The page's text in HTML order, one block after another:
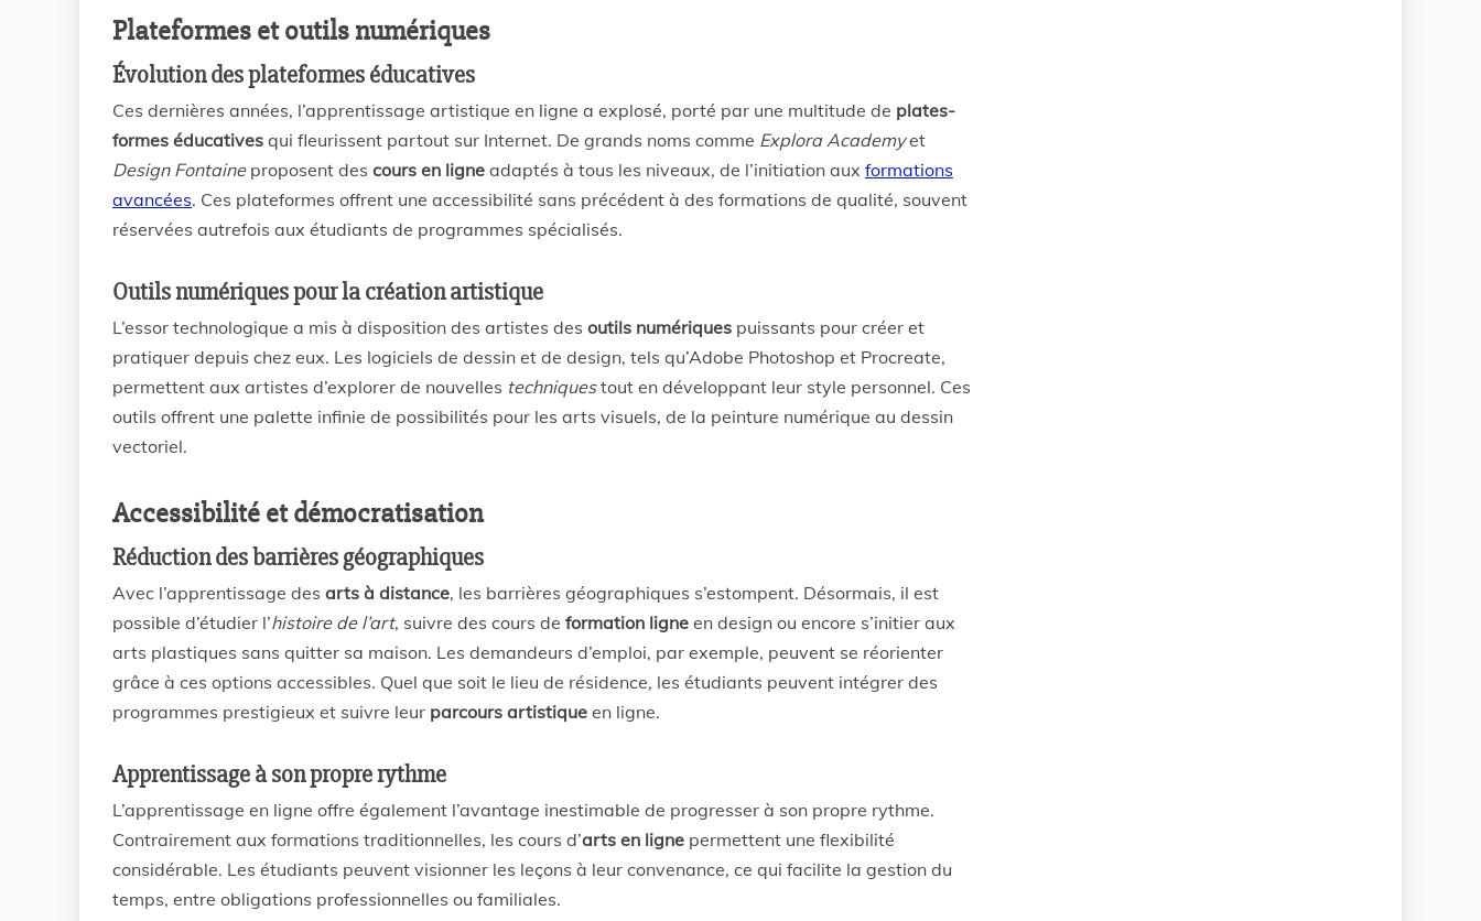
Plateformes et outils numériques
Évolution des plateformes éducatives
Ces dernières années, l’apprentissage artistique en ligne a explosé, porté par une multitude de plates-
formes éducatives qui fleurissent partout sur Internet. De grands noms comme Explora Academyet
Design Fontaineproposent des cours en ligne adaptés à tous les niveaux, de l’initiation aux formations
avancées. Ces plateformes offrent une accessibilité sans précédent à des formations de qualité, souvent
réservées autrefois aux étudiants de programmes spécialisés.
Outils numériques pour la création artistique
L’essor technologique a mis à disposition des artistes des outils numériques puissants pour créer et
pratiquer depuis chez eux. Les logiciels de dessin et de design, tels qu’Adobe Photoshop et Procreate,
permettent aux artistes d’explorer de nouvelles techniquestout en développant leur style personnel. Ces
outils offrent une palette infinie de possibilités pour les arts visuels, de la peinture numérique au dessin
vectoriel.
Accessibilité et démocratisation
Réduction des barrières géographiques
Avec l’apprentissage des arts à distance, les barrières géographiques s’estompent. Désormais, il est
possible d’étudier l’histoire de l’art, suivre des cours de formation ligne en design ou encore s’initier aux
arts plastiques sans quitter sa maison. Les demandeurs d’emploi, par exemple, peuvent se réorienter
grâce à ces options accessibles. Quel que soit le lieu de résidence, les étudiants peuvent intégrer des
programmes prestigieux et suivre leur parcours artistique en ligne.
Apprentissage à son propre rythme
L’apprentissage en ligne offre également l’avantage inestimable de progresser à son propre rythme.
Contrairement aux formations traditionnelles, les cours d’arts en ligne permettent une flexibilité
considérable. Les étudiants peuvent visionner les leçons à leur convenance, ce qui facilite la gestion du
temps, entre obligations professionnelles ou familiales.